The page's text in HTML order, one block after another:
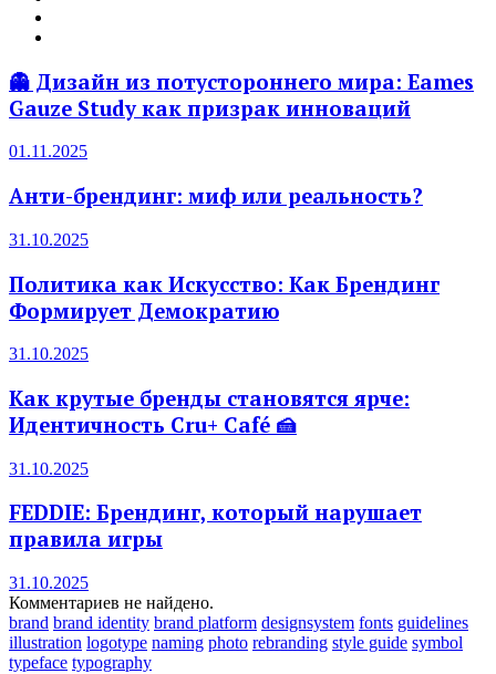
👻 Дизайн из потустороннего мира: Eames
Gauze Study как призрак инноваций
01.11.2025
Анти-брендинг: миф или реальность?
31.10.2025
Политика как Искусство: Как Брендинг
Формирует Демократию
31.10.2025
Как крутые бренды становятся ярче:
Идентичность Cru+ Café 🍰
31.10.2025
FEDDIE: Брендинг, который нарушает
правила игры
31.10.2025
Комментариев не найдено.
brand brand identity brand platform designsystem fonts guidelines
illustration logotype naming photo rebranding style guide symbol
typeface typography